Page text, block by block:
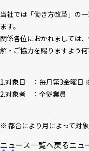
当社では「働き方改革」の
ます。
関係各位におかれましては
解・ご協力を賜りますよう
対象日 ：毎月第3金曜日
対象者 ：全従業員
※ 都合により月によって対
ニュース一覧へ戻るニュ